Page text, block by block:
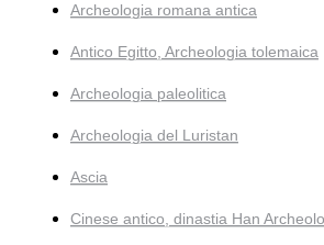
Archeologia romana antica
Antico Egitto, Archeologia tolemaica
Archeologia paleolitica
Archeologia del Luristan
Ascia
Cinese antico, dinastia Han